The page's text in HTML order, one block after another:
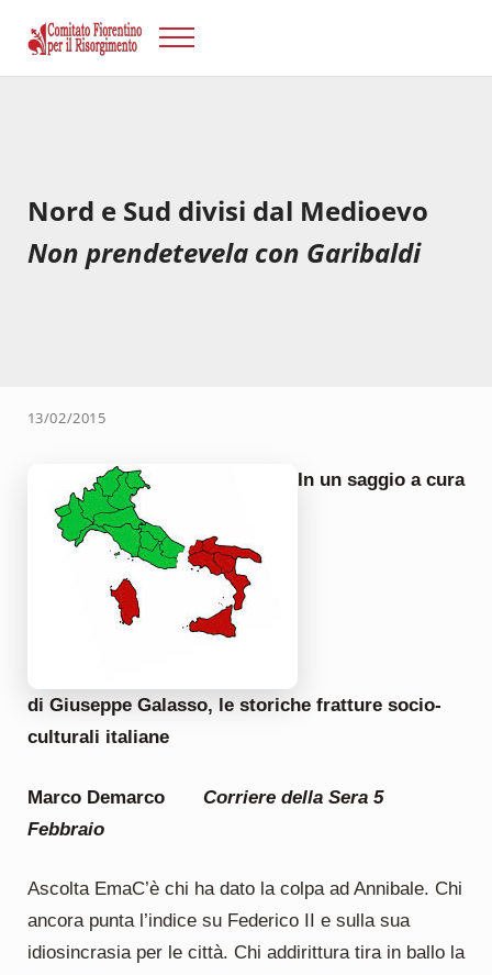
Risorgimento Firenze
Menu
Nord e Sud divisi dal Medioevo
Non prendetevela con Garibaldi
13/02/2015
In un saggio a cura
di Giuseppe Galasso, le storiche fratture socio-
culturali italiane
Marco Demarco Corriere della Sera 5
Febbraio
Ascolta EmaC’è chi ha dato la colpa ad Annibale. Chi
ancora punta l’indice su Federico II e sulla sua
idiosincrasia per le città. Chi addirittura tira in ballo la